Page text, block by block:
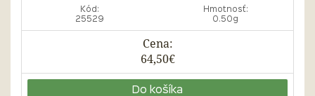
Kód:
25529
Hmotnosť:
0.50g
Cena:
64,50€
Do košíka